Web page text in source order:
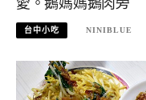
台中小吃 NINIBLUE